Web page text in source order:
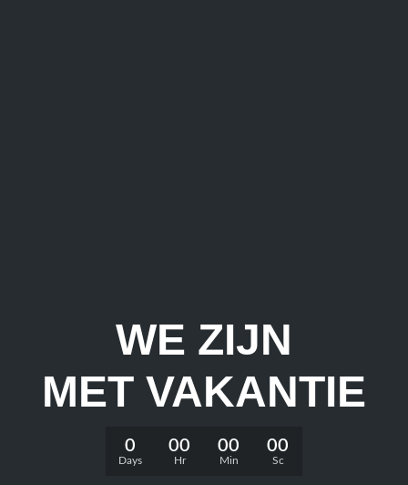
WE ZIJN
MET VAKANTIE
0
Days
00
Hr
00
Min
00
Sc